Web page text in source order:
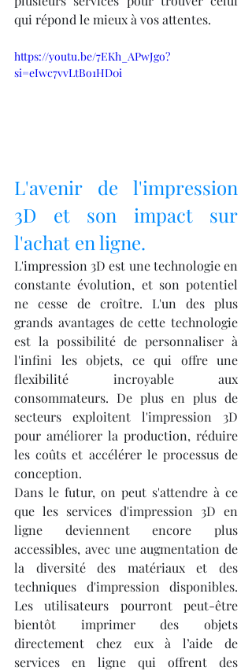
qui répond le mieux à vos attentes.
https://youtu.be/7EKh_APwJgo?
si=eIwc7vvLtBo1HD0i
L'avenir de l'impression
3D et son impact sur
l'achat en ligne.
L'impression 3D est une technologie en
constante évolution, et son potentiel
ne cesse de croître. L'un des plus
grands avantages de cette technologie
est la possibilité de personnaliser à
l'infini les objets, ce qui offre une
flexibilité incroyable aux
consommateurs. De plus en plus de
secteurs exploitent l'impression 3D
pour améliorer la production, réduire
les coûts et accélérer le processus de
conception.
Dans le futur, on peut s'attendre à ce
que les services d'impression 3D en
ligne deviennent encore plus
accessibles, avec une augmentation de
la diversité des matériaux et des
techniques d'impression disponibles.
Les utilisateurs pourront peut-être
bientôt imprimer des objets
directement chez eux à l’aide de
services en ligne qui offrent des